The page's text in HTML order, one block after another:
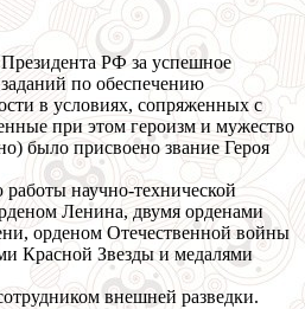
РФ за успешное
по обеспечению
в условиях, сопряженных с
при этом героизм и мужество
было присвоено звание Героя
научно-технической
Ленина, двумя орденами
орденом Отечественной войны
Красной Звезды и медалями
внешней разведки.